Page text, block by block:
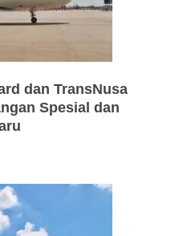
dan TransNusa
Spesial dan